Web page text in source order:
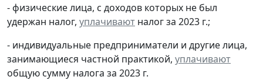
- физические лица, с доходов которых не был
удержан налог, уплачивают налог за 2023 г.;
- индивидуальные предприниматели и другие лица,
занимающиеся частной практикой, уплачивают
общую сумму налога за 2023 г.